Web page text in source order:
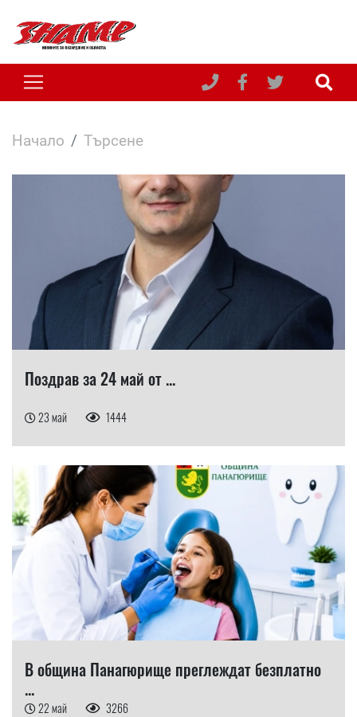
Начало Търсене
Поздрав за 24 май от ...
23 май 1444
В община Панагюрище преглеждат безплатно
...
22 май 3266